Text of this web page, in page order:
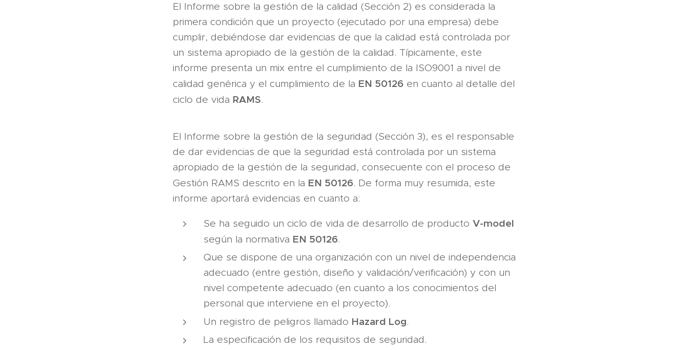
El Informe sobre la gestión de la calidad (Sección 2) es considerada la
primera condición que un proyecto (ejecutado por una empresa) debe
cumplir, debiéndose dar evidencias de que la calidad está controlada por
un sistema apropiado de la gestión de la calidad. Típicamente, este
informe presenta un mix entre el cumplimiento de la ISO9001 a nivel de
calidad genérica y el cumplimiento de la EN 50126 en cuanto al detalle del
ciclo de vida RAMS.
El Informe sobre la gestión de la seguridad (Sección 3), es el responsable
de dar evidencias de que la seguridad está controlada por un sistema
apropiado de la gestión de la seguridad, consecuente con el proceso de
Gestión RAMS descrito en la EN 50126. De forma muy resumida, este
informe aportará evidencias en cuanto a:
Se ha seguido un ciclo de vida de desarrollo de producto V-model
según la normativa EN 50126.
Que se dispone de una organización con un nivel de independencia
adecuado (entre gestión, diseño y validación/verificación) y con un
nivel competente adecuado (en cuanto a los conocimientos del
personal que interviene en el proyecto).
Un registro de peligros llamado Hazard Log.
La especificación de los requisitos de seguridad.